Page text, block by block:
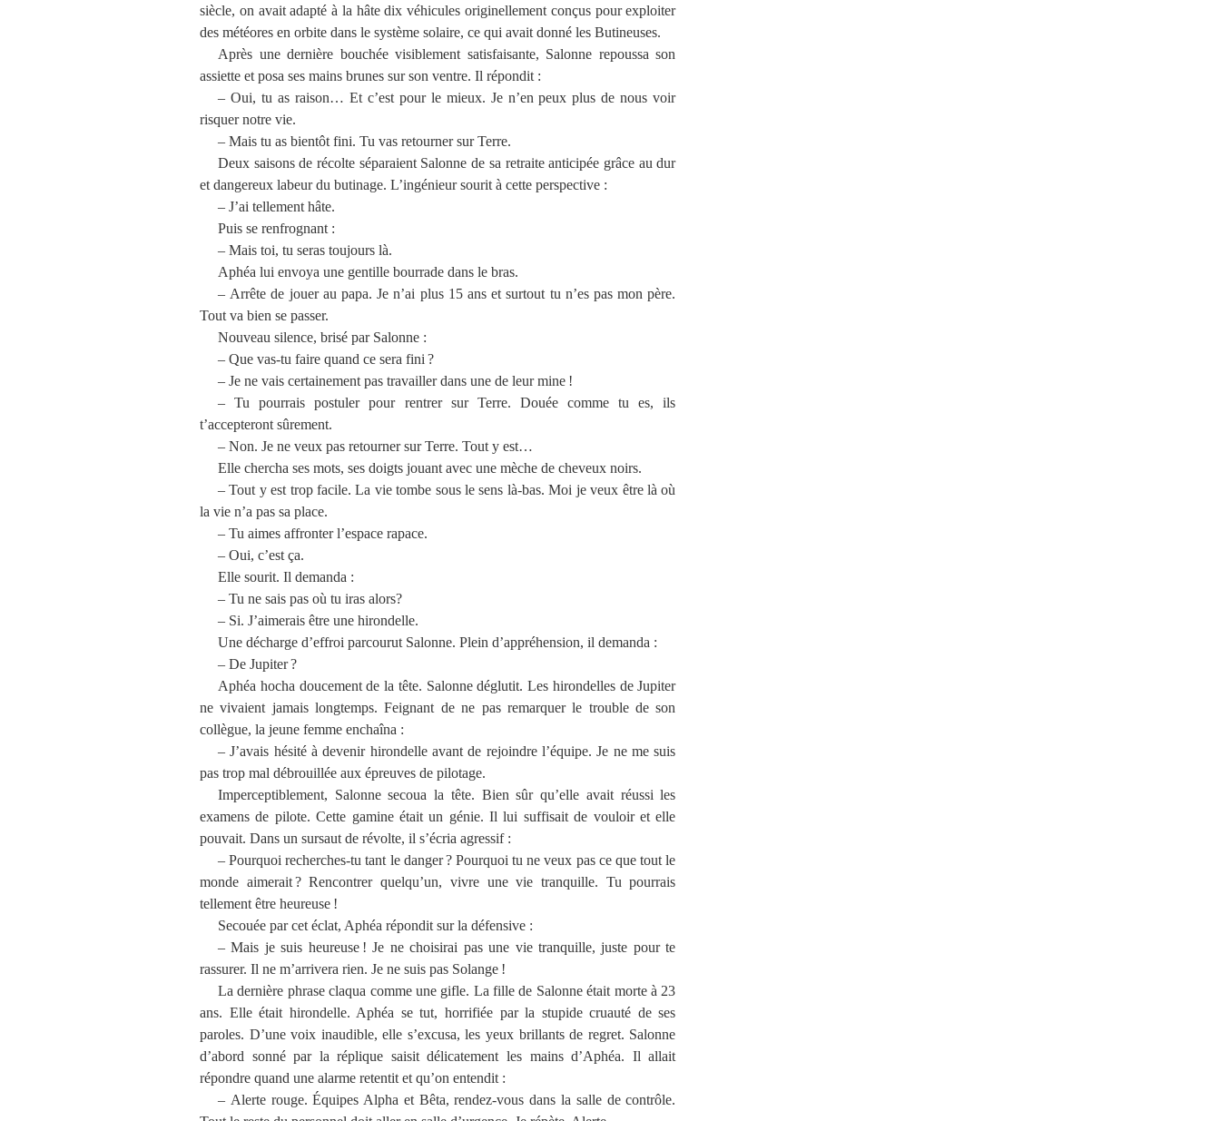
siècle, on avait adapté à la hâte dix véhicules originellement conçus pour exploiter
des météores en orbite dans le système solaire, ce qui avait donné les Butineuses.
Après une dernière bouchée visiblement satisfaisante, Salonne repoussa son
assiette et posa ses mains brunes sur son ventre. Il répondit :
– Oui, tu as raison… Et c’est pour le mieux. Je n’en peux plus de nous voir
risquer notre vie.
– Mais tu as bientôt fini. Tu vas retourner sur Terre.
Deux saisons de récolte séparaient Salonne de sa retraite anticipée grâce au dur
et dangereux labeur du butinage. L’ingénieur sourit à cette perspective :
– J’ai tellement hâte.
Puis se renfrognant :
– Mais toi, tu seras toujours là.
Aphéa lui envoya une gentille bourrade dans le bras.
– Arrête de jouer au papa. Je n’ai plus 15 ans et surtout tu n’es pas mon père.
Tout va bien se passer.
Nouveau silence, brisé par Salonne :
– Que vas-tu faire quand ce sera fini ?
– Je ne vais certainement pas travailler dans une de leur mine !
– Tu pourrais postuler pour rentrer sur Terre. Douée comme tu es, ils
t’accepteront sûrement.
– Non. Je ne veux pas retourner sur Terre. Tout y est…
Elle chercha ses mots, ses doigts jouant avec une mèche de cheveux noirs.
– Tout y est trop facile. La vie tombe sous le sens là-bas. Moi je veux être là où
la vie n’a pas sa place.
– Tu aimes affronter l’espace rapace.
– Oui, c’est ça.
Elle sourit. Il demanda :
– Tu ne sais pas où tu iras alors?
– Si. J’aimerais être une hirondelle.
Une décharge d’effroi parcourut Salonne. Plein d’appréhension, il demanda :
– De Jupiter ?
Aphéa hocha doucement de la tête. Salonne déglutit. Les hirondelles de Jupiter
ne vivaient jamais longtemps. Feignant de ne pas remarquer le trouble de son
collègue, la jeune femme enchaîna :
– J’avais hésité à devenir hirondelle avant de rejoindre l’équipe. Je ne me suis
pas trop mal débrouillée aux épreuves de pilotage.
Imperceptiblement, Salonne secoua la tête. Bien sûr qu’elle avait réussi les
examens de pilote. Cette gamine était un génie. Il lui suffisait de vouloir et elle
pouvait. Dans un sursaut de révolte, il s’écria agressif :
– Pourquoi recherches-tu tant le danger ? Pourquoi tu ne veux pas ce que tout le
monde aimerait ? Rencontrer quelqu’un, vivre une vie tranquille. Tu pourrais
tellement être heureuse !
Secouée par cet éclat, Aphéa répondit sur la défensive :
– Mais je suis heureuse ! Je ne choisirai pas une vie tranquille, juste pour te
rassurer. Il ne m’arrivera rien. Je ne suis pas Solange !
La dernière phrase claqua comme une gifle. La fille de Salonne était morte à 23
ans. Elle était hirondelle. Aphéa se tut, horrifiée par la stupide cruauté de ses
paroles. D’une voix inaudible, elle s’excusa, les yeux brillants de regret. Salonne
d’abord sonné par la réplique saisit délicatement les mains d’Aphéa. Il allait
répondre quand une alarme retentit et qu’on entendit :
– Alerte rouge. Équipes Alpha et Bêta, rendez-vous dans la salle de contrôle.